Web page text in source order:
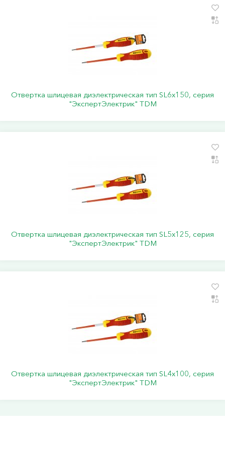
Отвертка шлицевая диэлектрическая тип SL6х150, серия
"ЭкспертЭлектрик" TDM
Отвертка шлицевая диэлектрическая тип SL5х125, серия
"ЭкспертЭлектрик" TDM
Отвертка шлицевая диэлектрическая тип SL4х100, серия
"ЭкспертЭлектрик" TDM